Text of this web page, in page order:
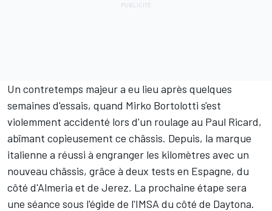
Un contretemps majeur a eu lieu après quelques
semaines d'essais, quand Mirko Bortolotti s'est
violemment accidenté lors d'un roulage au Paul Ricard,
abîmant copieusement ce châssis. Depuis, la marque
italienne a réussi à engranger les kilomètres avec un
nouveau châssis, grâce à deux tests en Espagne, du
côté d'Almeria et de Jerez. La prochaine étape sera
une séance sous l'égide de l'IMSA du côté de Daytona.